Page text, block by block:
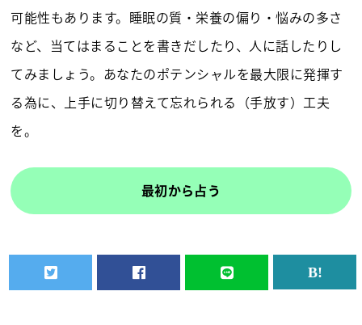
可能性もあります。睡眠の質・栄養の偏り・悩みの多さ
など、当てはまることを書きだしたり、人に話したりし
てみましょう。あなたのポテンシャルを最大限に発揮す
る為に、上手に切り替えて忘れられる（手放す）工夫
を。
最初から占う